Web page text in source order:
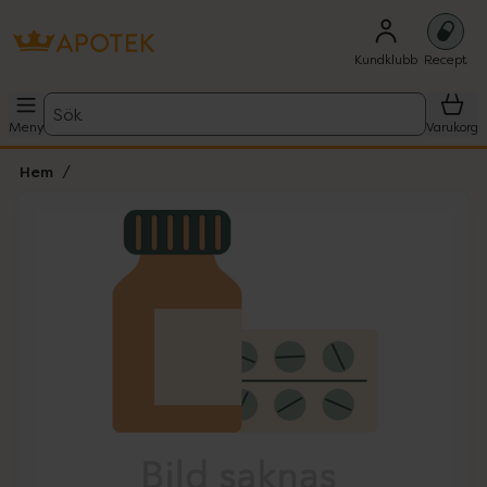
Kundklubb Recept
Meny
Sök
Varukorg
Hem
Lista: . Innehåller 1 objekt.